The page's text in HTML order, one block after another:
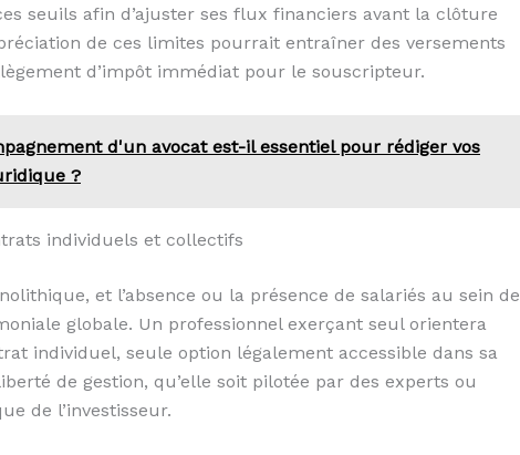
seuils afin d’ajuster ses flux financiers avant la clôture
de ces limites pourrait entraîner des versements
d’impôt immédiat pour le souscripteur.
d'un avocat est-il essentiel pour rédiger vos
?
individuels et collectifs
et l’absence ou la présence de salariés au sein de
globale. Un professionnel exerçant seul orientera
individuel, seule option légalement accessible dans sa
de gestion, qu’elle soit pilotée par des experts ou
de l’investisseur.